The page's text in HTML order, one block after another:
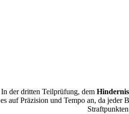
In der dritten Teilprüfung, dem
es auf Präzision und Tempo an, da jeder